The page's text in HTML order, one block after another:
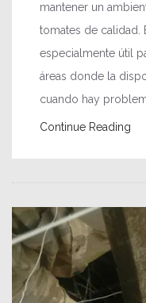
mantener un
tomates de calidad.
especialmente útil
áreas donde la
cuando hay
Continue Reading